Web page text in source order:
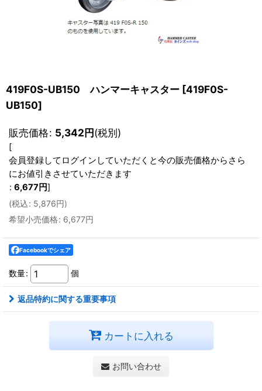
419F0S-UB150 ハンマーキャスター [419F0S-
UB150]
販売価格: 5,342円(税別)
[
会員登録してログインしていただくと今の販売価格からさら
にお値引きさせていただきます
: 6,677 円]
(税込: 5,876円)
希望小売価格: 6,677円
Facebookでシェア
数量: 個
返品特約に関する重要事項
カートに入れる
お問い合わせ